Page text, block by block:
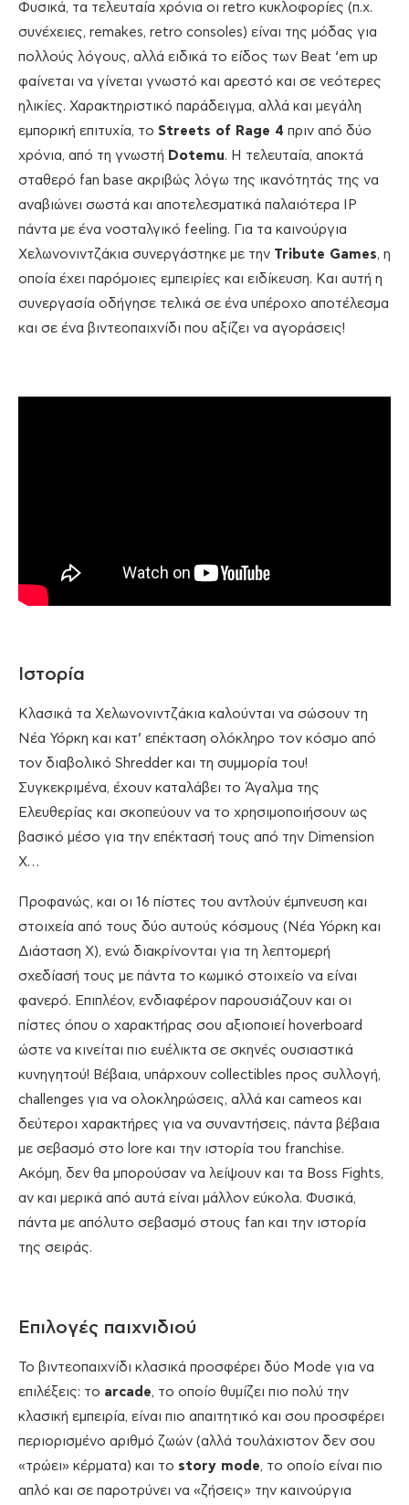
Φυσικά, τα τελευταία χρόνια οι retro κυκλοφορίες (π.χ.
συνέχειες, remakes, retro consoles) είναι της μόδας για
πολλούς λόγους, αλλά ειδικά το είδος των Beat ‘em up
φαίνεται να γίνεται γνωστό και αρεστό και σε νεότερες
ηλικίες. Χαρακτηριστικό παράδειγμα, αλλά και μεγάλη
εμπορική επιτυχία, το Streets of Rage 4 πριν από δύο
χρόνια, από τη γνωστή Dotemu. Η τελευταία, αποκτά
σταθερό fan base ακριβώς λόγω της ικανότητάς της να
αναβιώνει σωστά και αποτελεσματικά παλαιότερα IP
πάντα με ένα νοσταλγικό feeling. Για τα καινούργια
Χελωνονιντζάκια συνεργάστηκε με την Tribute Games, η
οποία έχει παρόμοιες εμπειρίες και ειδίκευση. Και αυτή η
συνεργασία οδήγησε τελικά σε ένα υπέροχο αποτέλεσμα
και σε ένα βιντεοπαιχνίδι που αξίζει να αγοράσεις!
Ιστορία
Κλασικά τα Χελωνονιντζάκια καλούνται να σώσουν τη
Νέα Υόρκη και κατ’ επέκταση ολόκληρο τον κόσμο από
τον διαβολικό Shredder και τη συμμορία του!
Συγκεκριμένα, έχουν καταλάβει το Άγαλμα της
Ελευθερίας και σκοπεύουν να το χρησιμοποιήσουν ως
βασικό μέσο για την επέκτασή τους από την Dimension
X…
Προφανώς, και οι 16 πίστες του αντλούν έμπνευση και
στοιχεία από τους δύο αυτούς κόσμους (Νέα Υόρκη και
Διάσταση Χ), ενώ διακρίνονται για τη λεπτομερή
σχεδίασή τους με πάντα το κωμικό στοιχείο να είναι
φανερό. Επιπλέον, ενδιαφέρον παρουσιάζουν και οι
πίστες όπου ο χαρακτήρας σου αξιοποιεί hoverboard
ώστε να κινείται πιο ευέλικτα σε σκηνές ουσιαστικά
κυνηγητού! Βέβαια, υπάρχουν collectibles προς συλλογή,
challenges για να ολοκληρώσεις, αλλά και cameos και
δεύτεροι χαρακτήρες για να συναντήσεις, πάντα βέβαια
με σεβασμό στο lore και την ιστορία του franchise.
Ακόμη, δεν θα μπορούσαν να λείψουν και τα Boss Fights,
αν και μερικά από αυτά είναι μάλλον εύκολα. Φυσικά,
πάντα με απόλυτο σεβασμό στους fan και την ιστορία
της σειράς.
Επιλογές παιχνιδιού
Το βιντεοπαιχνίδι κλασικά προσφέρει δύο Mode για να
επιλέξεις: το arcade, το οποίο θυμίζει πιο πολύ την
κλασική εμπειρία, είναι πιο απαιτητικό και σου προσφέρει
περιορισμένο αριθμό ζωών (αλλά τουλάχιστον δεν σου
«τρώει» κέρματα) και το story mode, το οποίο είναι πιο
απλό και σε παροτρύνει να «ζήσεις» την καινούργια